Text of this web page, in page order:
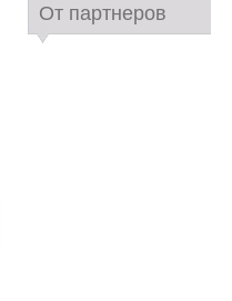
От партнеров